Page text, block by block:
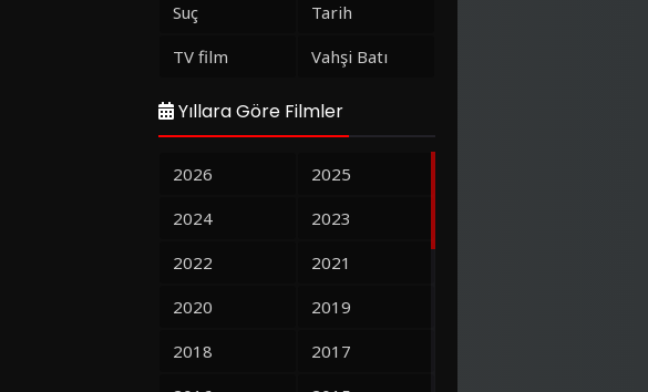
Suç
Tarih
TV film
Vahşi Batı
Yıllara Göre Filmler
2026
2025
2024
2023
2022
2021
2020
2019
2018
2017